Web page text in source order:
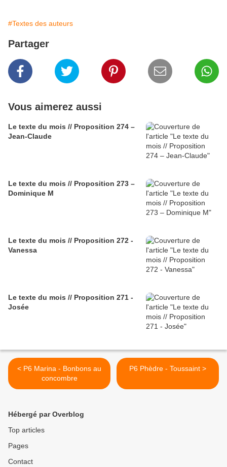
#Textes des auteurs
Partager
Vous aimerez aussi
Le texte du mois // Proposition 274 –
Jean-Claude
Le texte du mois // Proposition 273 –
Dominique M
Le texte du mois // Proposition 272 -
Vanessa
Le texte du mois // Proposition 271 -
Josée
< P6 Marina - Bonbons au
concombre
P6 Phèdre - Toussaint >
Hébergé par Overblog
Top articles
Pages
Contact